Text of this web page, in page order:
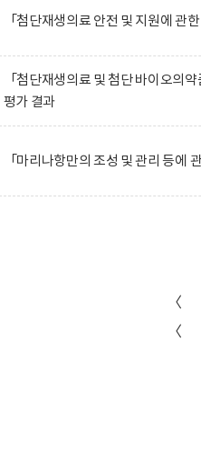
「첨단재생의료 안전 및 지원에 관
「첨단재생의료 및 첨단 바이오의
평가 결과
「마리나항만의 조성 및 관리 등에
〈
〈